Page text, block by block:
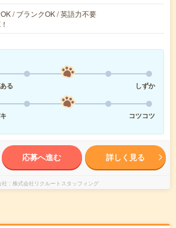
/ ブランクOK / 英語力不要
る
しずか
コツコツ
応募へ進む 詳しく見る
株式会社リクルートスタッフィング